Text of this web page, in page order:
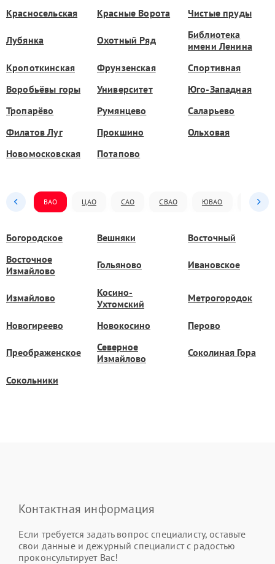
Красносельская Красные Ворота Чистые пруды
Лубянка Охотный Ряд
Библиотека
имени Ленина
Кропоткинская
Фрунзенская
Спортивная
Воробьёвы горы
Университет
Юго-Западная
Тропарёво
Румянцево
Саларьево
Филатов Луг
Прокшино
Ольховая
Новомосковская
Потапово
ВАО ЦАО САО СВАО ЮВАО ЮАО
Богородское Вешняки
Восточный
Восточное
Измайлово
Гольяново Ивановское
Измайлово
Косино-
Ухтомский
Метрогородок
Новогиреево Новокосино Перово
Преображенское
Северное
Измайлово
Соколиная Гора
Сокольники
Контактная информация
Если требуется задать вопрос специалисту, оставьте
свои данные и дежурный специалист с радостью
проконсультирует Вас!